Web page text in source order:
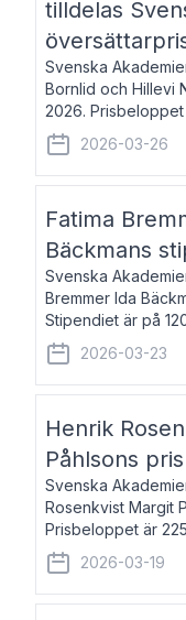
tilldelas
Svenska
Bornlid och Hillevi
2026.
Bornlid, född 1947,
främst känd för
2026-03-26
Fatima
Bäckmans
Svenska
Bremmer Ida
Stipendiet är på
1977, är journalist
boken Ligan.
2026-03-23
Henrik
Påhlsons pris
Svenska
Rosenkvist Margit
Prisbeloppet är
född 1965, är
universitet. Han
2026-03-19